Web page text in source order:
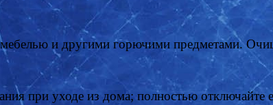
мебелью и другими горючими предметами.
при уходе из дома; полностью отключайте